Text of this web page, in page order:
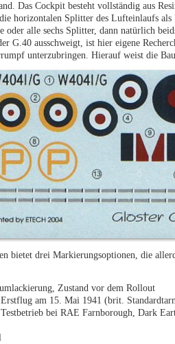
Das Cockpit besteht vollständig aus
horizontalen Splitter des Lufteinlaufs
oder alle sechs Splitter, dann natürlich
G.40 ausschweigt, ist hier eigene
unterzubringen. Hierauf weist die
bietet drei Markierungsoptionen, die
Zustand vor dem Rollout
am 15. Mai 1941 (brit.
bei RAE Farnborough, Dark